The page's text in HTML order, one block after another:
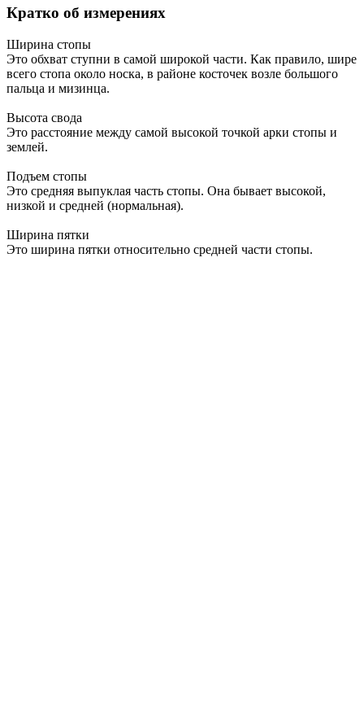
Кратко об измерениях
Ширина стопы
Это обхват ступни в самой широкой части. Как правило, шире
всего стопа около носка, в районе косточек возле большого
пальца и мизинца.
Высота свода
Это расстояние между самой высокой точкой арки стопы и
землей.
Подъем стопы
Это средняя выпуклая часть стопы. Она бывает высокой,
низкой и средней (нормальная).
Ширина пятки
Это ширина пятки относительно средней части стопы.